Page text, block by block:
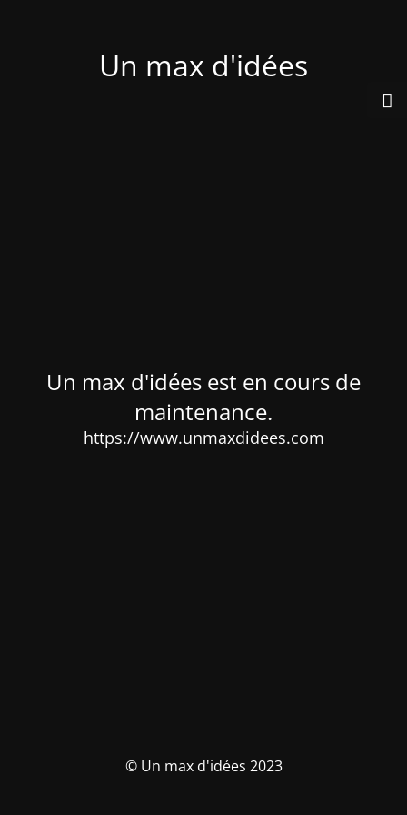
Un max d'idées
Un max d'idées est en cours de
maintenance.
https://www.unmaxdidees.com
© Un max d'idées 2023